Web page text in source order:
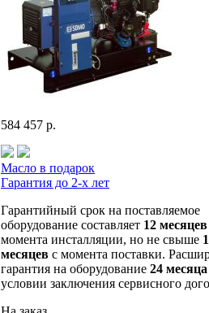
584 457 р.
Масло в подарок
Гарантия до 2-х лет
Гарантийный срок на поставляемое
оборудование составляет 12 месяцев
момента инсталляции, но не свыше
месяцев с момента поставки.
гарантия на оборудование 24 месяца
условии заключения сервисного